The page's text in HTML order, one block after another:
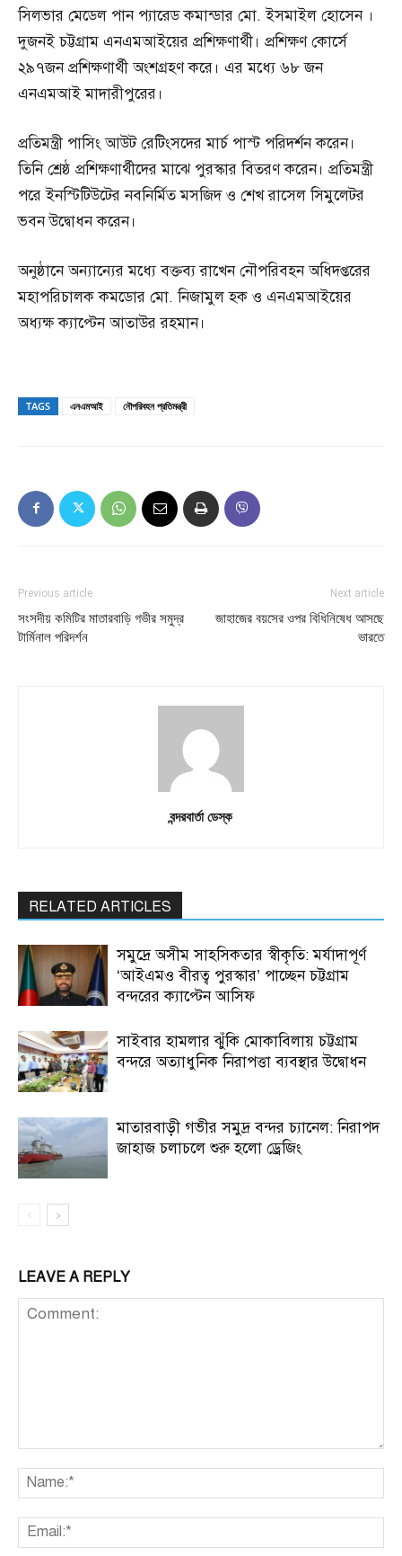
সিলভার মেডেল পান প্যারেড কমান্ডার মো. ইসমাইল হোসেন ।
দুজনই চট্টগ্রাম এনএমআইয়ের প্রশিক্ষণার্থী। প্রশিক্ষণ কোর্সে
২৯৭জন প্রশিক্ষণার্থী অংশগ্রহণ করে। এর মধ্যে ৬৮ জন
এনএমআই মাদারীপুরের।
প্রতিমন্ত্রী পাসিং আউট রেটিংসদের মার্চ পাস্ট পরিদর্শন করেন।
তিনি শ্রেষ্ঠ প্রশিক্ষণার্থীদের মাঝে পুরস্কার বিতরণ করেন। প্রতিমন্ত্রী
পরে ইনস্টিটিউটের নবনির্মিত মসজিদ ও শেখ রাসেল সিমুলেটর
ভবন উদ্বোধন করেন।
অনুষ্ঠানে অন্যান্যের মধ্যে বক্তব্য রাখেন নৌপরিবহন অধিদপ্তরের
মহাপরিচালক কমডোর মো. নিজামুল হক ও এনএমআইয়ের
অধ্যক্ষ ক্যাপ্টেন আতাউর রহমান।
TAGS এনএমআই নৌপরিবহন প্রতিমন্ত্রী
Previous article
সংসদীয় কমিটির মাতারবাড়ি গভীর সমুদ্র
টার্মিনাল পরিদর্শন
Next article
জাহাজের বয়সের ওপর বিধিনিষেধ আসছে
ভারতে
বন্দরবার্তা ডেস্ক
RELATED ARTICLES
সমুদ্রে অসীম সাহসিকতার স্বীকৃতি: মর্যাদাপূর্ণ
‘আইএমও বীরত্ব পুরস্কার’ পাচ্ছেন চট্টগ্রাম
বন্দরের ক্যাপ্টেন আসিফ
সাইবার হামলার ঝুঁকি মোকাবিলায় চট্টগ্রাম
বন্দরে অত্যাধুনিক নিরাপত্তা ব্যবস্থার উদ্বোধন
মাতারবাড়ী গভীর সমুদ্র বন্দর চ্যানেল: নিরাপদ
জাহাজ চলাচলে শুরু হলো ড্রেজিং
LEAVE A REPLY